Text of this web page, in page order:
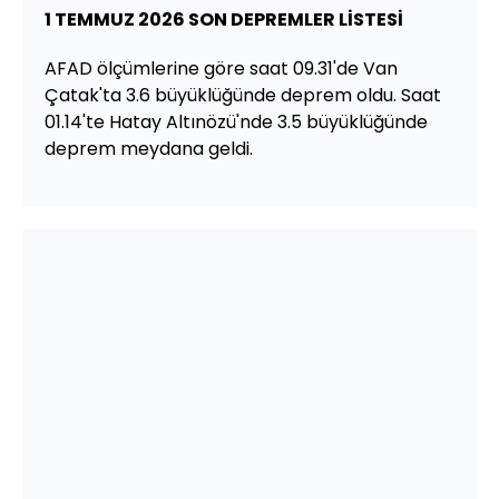
1 TEMMUZ 2026 SON DEPREMLER LİSTESİ
AFAD ölçümlerine göre saat 09.31'de Van
Çatak'ta 3.6 büyüklüğünde deprem oldu. Saat
01.14'te Hatay Altınözü'nde 3.5 büyüklüğünde
deprem meydana geldi.